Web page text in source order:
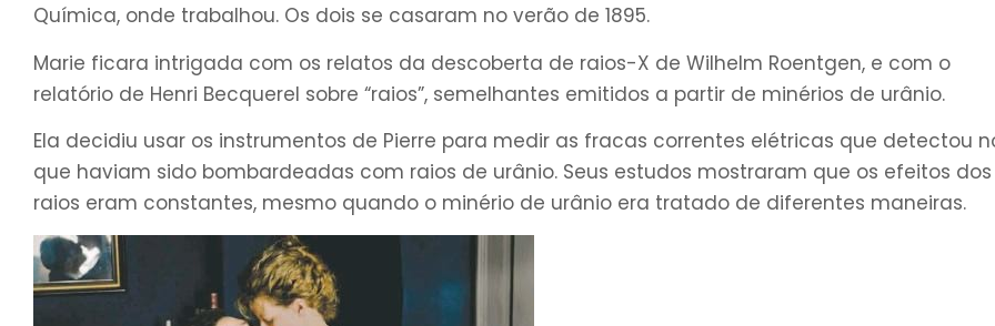
Química, onde trabalhou. Os dois se casaram no verão de 1895.
Marie ficara intrigada com os relatos da descoberta de raios-X de Wilhelm Roentgen, e com o
relatório de Henri Becquerel sobre “raios”, semelhantes emitidos a partir de minérios de urânio.
Ela decidiu usar os instrumentos de Pierre para medir as fracas correntes elétricas que detectou
que haviam sido bombardeadas com raios de urânio. Seus estudos mostraram que os efeitos dos
raios eram constantes, mesmo quando o minério de urânio era tratado de diferentes maneiras.